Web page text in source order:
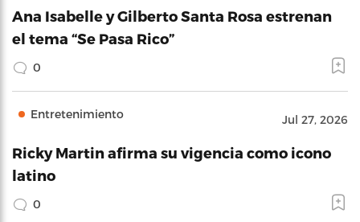
Ana Isabelle y Gilberto Santa Rosa estrenan
el tema “Se Pasa Rico”
0
Entretenimiento Jul 27, 2026
Ricky Martin afirma su vigencia como icono
latino
0